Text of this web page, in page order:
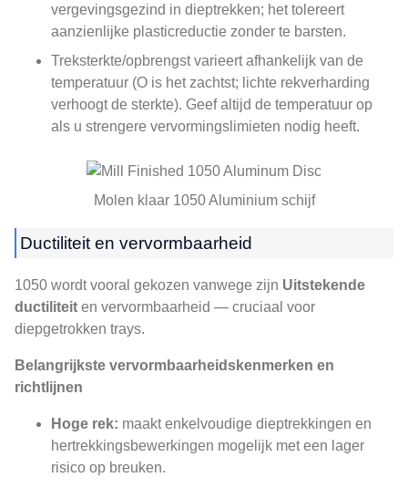
vergevingsgezind in dieptrekken; het tolereert
aanzienlijke plasticreductie zonder te barsten.
Treksterkte/opbrengst varieert afhankelijk van de
temperatuur (O is het zachtst; lichte rekverharding
verhoogt de sterkte). Geef altijd de temperatuur op
als u strengere vervormingslimieten nodig heeft.
Molen klaar 1050 Aluminium schijf
Ductiliteit en vervormbaarheid
1050 wordt vooral gekozen vanwege zijn Uitstekende
ductiliteit en vervormbaarheid — cruciaal voor
diepgetrokken trays.
Belangrijkste vervormbaarheidskenmerken en
richtlijnen
Hoge rek: maakt enkelvoudige dieptrekkingen en
hertrekkingsbewerkingen mogelijk met een lager
risico op breuken.